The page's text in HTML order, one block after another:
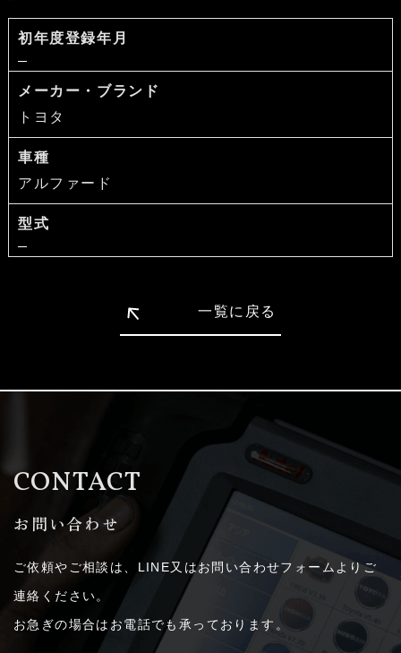
初年度登録年月
メーカー・ブランド
トヨタ
車種
アルファード
型式
一覧に戻る
CONTACT
お問い合わせ
ご依頼やご相談は、LINE又はお問い合わせフォームよりご
連絡ください。
お急ぎの場合はお電話でも承っております。